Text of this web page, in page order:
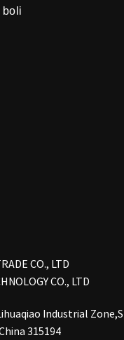
boli
CO., LTD
CO., LTD
Industrial
315194